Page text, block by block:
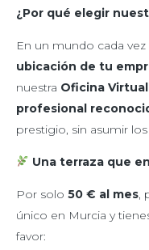
¿Por qué elegir
En un mundo cada vez
ubicación de tu
nuestra Oficina
profesional
prestigio, sin asumir
Una terraza que
Por solo 50 € al mes,
único en Murcia y
favor: